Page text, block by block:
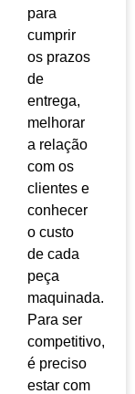
para
cumprir
os prazos
de
entrega,
melhorar
a relação
com os
clientes e
conhecer
o custo
de cada
peça
maquinada.
Para ser
competitivo,
é preciso
estar com